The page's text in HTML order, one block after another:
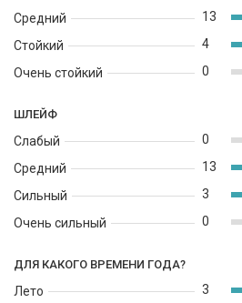
Средний
Стойкий
Очень стойкий
13
4
0
ШЛЕЙФ
Слабый
Средний
Сильный
Очень сильный
0
13
3
0
ДЛЯ КАКОГО ВРЕМЕНИ ГОДА?
Лето 3